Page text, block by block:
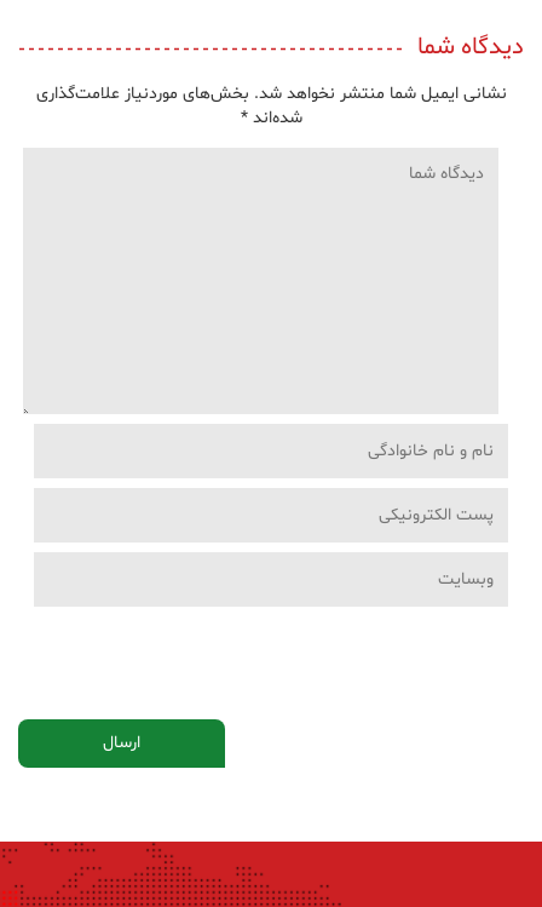
دیدگاه شما
نشانی ایمیل شما منتشر نخواهد شد. بخش‌های موردنیاز علامت‌گذاری
شده‌اند*